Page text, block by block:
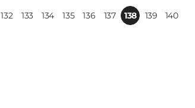
132 133 134 135 136 137 138 139 140